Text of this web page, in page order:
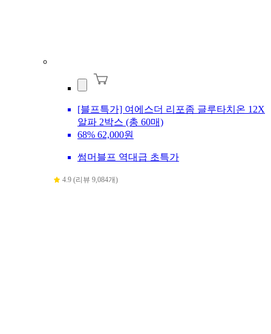
[블프특가] 여에스더 리포좀 글루타치온 12X
알파 2박스 (총 60매)
68% 62,000원
썸머블프 역대급 초특가
4.9 (리뷰 9,084개)